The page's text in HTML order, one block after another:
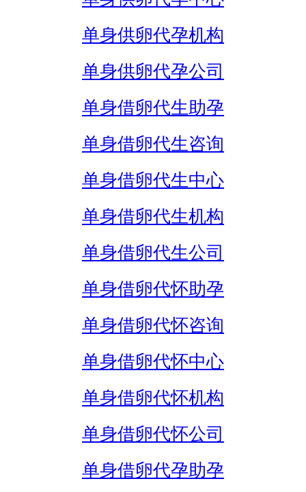
单身供卵代孕机构
单身供卵代孕公司
单身借卵代生助孕
单身借卵代生咨询
单身借卵代生中心
单身借卵代生机构
单身借卵代生公司
单身借卵代怀助孕
单身借卵代怀咨询
单身借卵代怀中心
单身借卵代怀机构
单身借卵代怀公司
单身借卵代孕助孕